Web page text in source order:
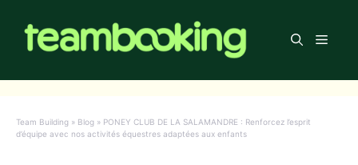
contenu
Menu
Team Building » Blog » PONEY CLUB DE LA SALAMANDRE : Renforcez l’esprit
d’équipe avec nos activités équestres adaptées aux enfants